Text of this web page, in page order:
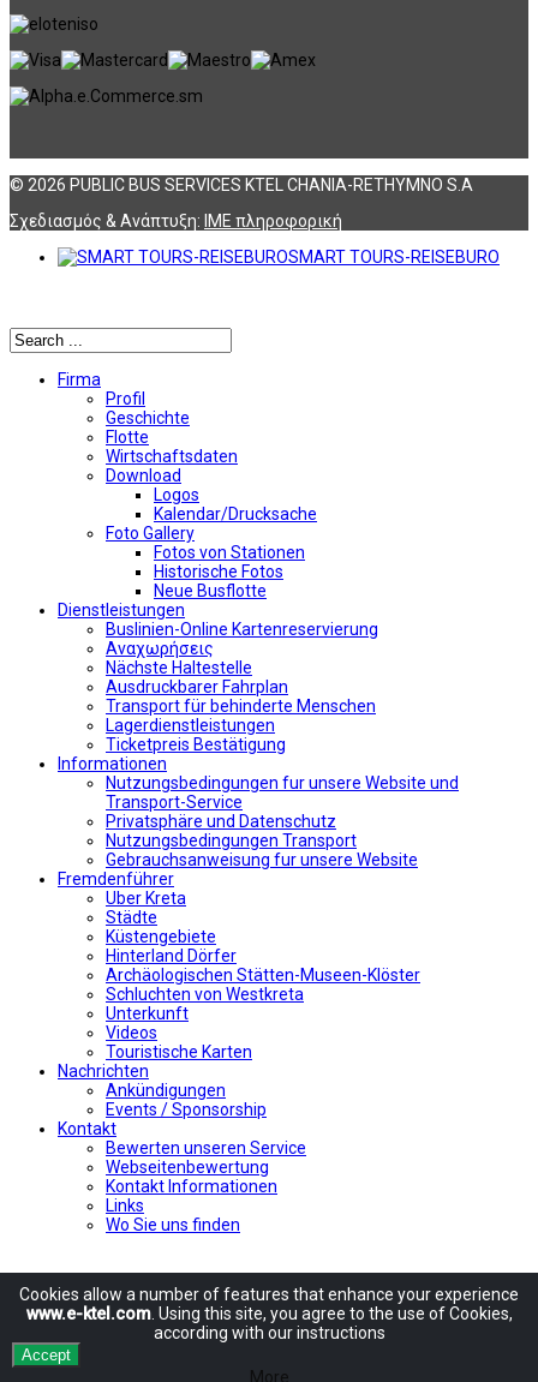
© 2026 PUBLIC BUS SERVICES KTEL CHANIA-RETHYMNO S.A
Σχεδιασμός & Ανάπτυξη: ΙΜΕ πληροφορική
SMART TOURS-REISEBURO
Firma
Profil
Geschichte
Flotte
Wirtschaftsdaten
Download
Logos
Kalendar/Drucksache
Foto Gallery
Fotos von Stationen
Historische Fotos
Neue Busflotte
Dienstleistungen
Buslinien-Online Kartenreservierung
Αναχωρήσεις
Nächste Haltestelle
Αusdruckbarer Fahrplan
Transport für behinderte Menschen
Lagerdienstleistungen
Ticketpreis Bestätigung
Informationen
Nutzungsbedingungen fur unsere Website und
Transport-Service
Privatsphäre und Datenschutz
Nutzungsbedingungen Transport
Gebrauchsanweisung fur unsere Website
Fremdenführer
Uber Kreta
Städte
Küstengebiete
Hinterland Dörfer
Archäologischen Stätten-Museen-Klöster
Schluchten von Westkreta
Unterkunft
Videos
Touristische Karten
Nachrichten
Ankündigungen
Events / Sponsorship
Kontakt
Bewerten unseren Service
Webseitenbewertung
Kontakt Informationen
Links
Wo Sie uns finden
Cookies allow a number offeatures that enhance your experience
www.e-ktel.com. Using this site, you agree to the use of Cookies,
according with our instructions
Accept
More